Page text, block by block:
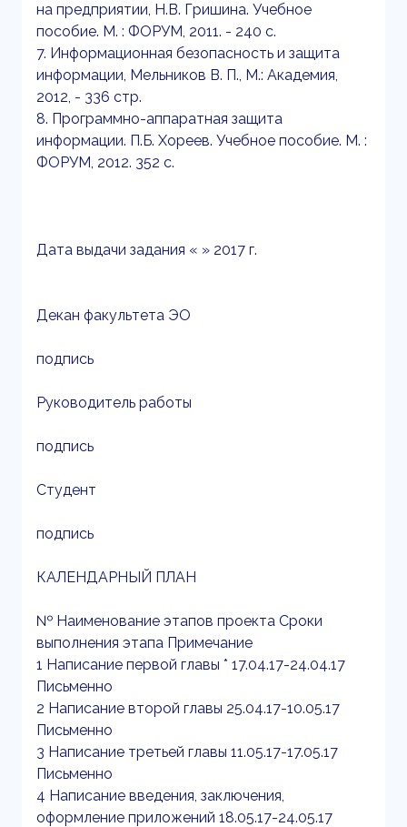
на предприятии, Н.В. Гришина. Учебное
пособие. М. : ФОРУМ, 2011. - 240 с.
7. Информационная безопасность и защита
информации, Мельников В. П., М.: Академия,
2012, - 336 стр.
8. Программно-аппаратная защита
информации. П.Б. Хореев. Учебное пособие. М. :
ФОРУМ, 2012. 352 с.
Дата выдачи задания « » 2017 г.
Декан факультета ЭО
подпись
Руководитель работы
подпись
Студент
подпись
КАЛЕНДАРНЫЙ ПЛАН
№ Наименование этапов проекта Сроки
выполнения этапа Примечание
1 Написание первой главы * 17.04.17-24.04.17
Письменно
2 Написание второй главы 25.04.17-10.05.17
Письменно
3 Написание третьей главы 11.05.17-17.05.17
Письменно
4 Написание введения, заключения,
оформление приложений 18.05.17-24.05.17